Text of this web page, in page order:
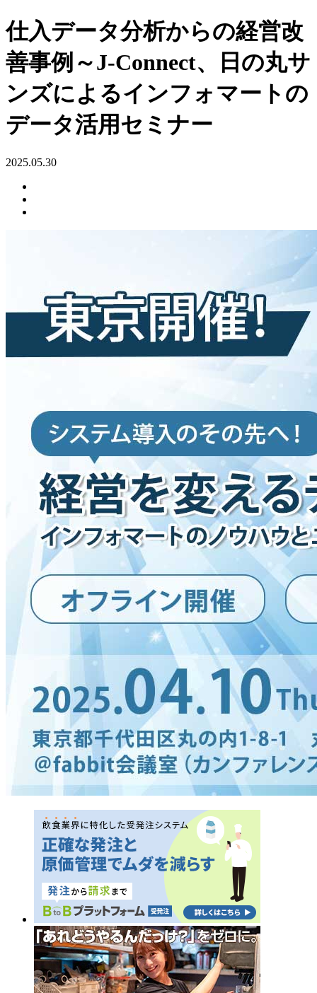
仕入データ分析からの経営改
善事例～J-Connect、日の丸サ
ンズによるインフォマートの
データ活用セミナー
2025.05.30